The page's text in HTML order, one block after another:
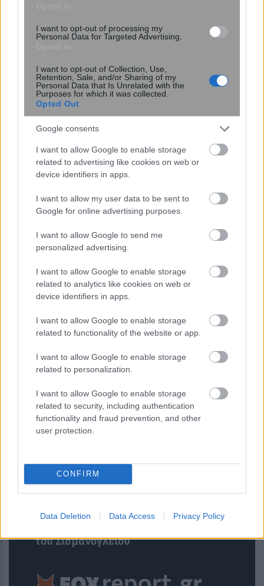
I want to opt-out of processing my
Personal Data for Targeted Advertising.
I want to opt-out of Collection, Use,
Retention, Sale, and/or Sharing of my
Personal Data that Is Unrelated with the
Purposes for which it was collected.
Opted Out
Google consents
I want to allow Google to enable storage
related to advertising like cookies on web or
device identifiers in apps.
I want to allow my user data to be sent to
Google for online advertising purposes.
I want to allow Google to send me
personalized advertising.
I want to allow Google to enable storage
related to analytics like cookies on web or
device identifiers in apps.
I want to allow Google to enable storage
related to functionality of the website or app.
I want to allow Google to enable storage
related to personalization.
I want to allow Google to enable storage
related to security, including authentication
functionality and fraud prevention, and other
user protection.
CONFIRM
Data Deletion Data Access Privacy Policy
Τουρισμός: Στο μικροσκόπιο των
Αρχών νέα «πατέντα» των εργοδοτών
με την Ψηφιακή Κάρτα Εργασίας – Το
κόλπο του «ενδιάμεσου s...
ΙΣΑ για έξαρση του ιού του Δυτικού
εντατικοποίηση των μέτρων κατά των
κουνουπιών
ΕΙΝΑΠ: Καταγγέλλει αιφνιδιαστική
του Σισμανογλείου